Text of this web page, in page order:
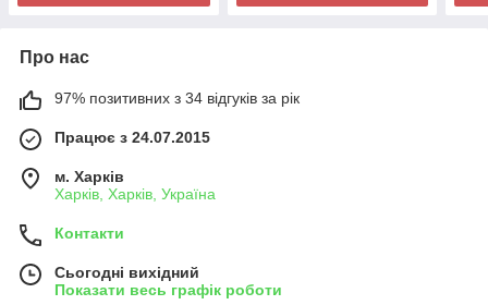
Про нас
97% позитивних з 34 відгуків за рік
Працює з 24.07.2015
м. Харків
Харків, Харків, Україна
Контакти
Сьогодні вихідний
Показати весь графік роботи